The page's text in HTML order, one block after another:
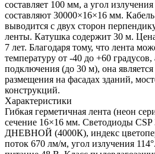
составляет 100 мм, а угол
составляют 30000×16×16 мм.
выводится с двух сторон
ленты. Катушка содержит 30 м.
7 лет. Благодаря тому, что лента
температуру от -40 до +60
подключения (до 30 м), она
размещения на фасадах зданий,
конструкций.
Характеристики
Гибкая герметичная лента (неон
сечение 16×16 мм. Светодиоды
ДНЕВНОЙ (4000К), индекс
поток 670 лм/м, угол излучения